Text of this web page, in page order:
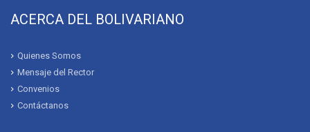
ACERCA DEL BOLIVARIANO
Quienes Somos
Mensaje del Rector
Convenios
Contáctanos